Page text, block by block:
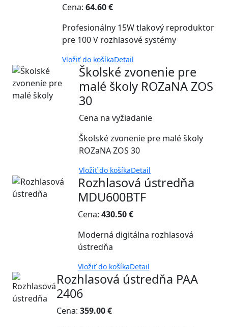
Cena:64.60 €
Profesionálny 15W tlakový reproduktor
pre 100 V rozhlasové systémy
Vložiť do košíkaDetail
Školské zvonenie pre
malé školy ROZaNA ZOS
30
Cena na vyžiadanie
Školské zvonenie pre malé školy
ROZaNA ZOS 30
Vložiť do košíkaDetail
Rozhlasová ústredňa
MDU600BTF
Cena: 430.50 €
Moderná digitálna rozhlasová
ústredňa
Vložiť do košíkaDetail
Rozhlasová ústredňa PAA
2406
Cena: 359.00 €